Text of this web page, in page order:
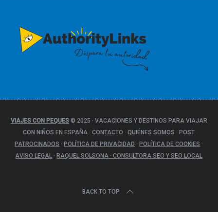
o
r
í
VIAJES CON PEQUES© 2025 · VACACIONES Y DESTINOS PARA VIAJAR
CON NIÑOS EN ESPAÑA · CONTACTO · QUIÉNES SOMOS · POST
PATROCINADOS · POLÍTICA DE PRIVACIDAD · POLÍTICA DE COOKIES ·
AVISO LEGAL · RAQUEL SOLSONA · CONSULTORA SEO Y SEO LOCAL
BACK TO TOP